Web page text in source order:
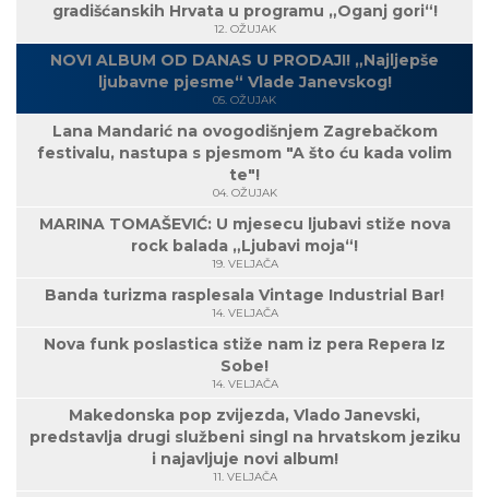
gradišćanskih Hrvata u programu „Oganj gori“!
12. OŽUJAK
NOVI ALBUM OD DANAS U PRODAJI! „Najljepše
ljubavne pjesme“ Vlade Janevskog!
05. OŽUJAK
Lana Mandarić na ovogodišnjem Zagrebačkom
festivalu, nastupa s pjesmom "A što ću kada volim
te"!
04. OŽUJAK
MARINA TOMAŠEVIĆ: U mjesecu ljubavi stiže nova
rock balada „Ljubavi moja“!
19. VELJAČA
Banda turizma rasplesala Vintage Industrial Bar!
14. VELJAČA
Nova funk poslastica stiže nam iz pera Repera Iz
Sobe!
14. VELJAČA
Makedonska pop zvijezda, Vlado Janevski,
predstavlja drugi službeni singl na hrvatskom jeziku
i najavljuje novi album!
11. VELJAČA